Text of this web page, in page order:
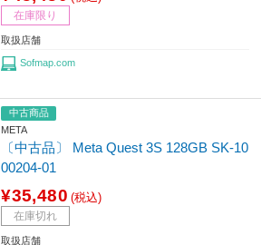
在庫限り
取扱店舗
Sofmap.com
中古商品
META
〔中古品〕 Meta Quest 3S 128GB SK-10
00204-01
¥35,480 (税込)
在庫切れ
取扱店舗